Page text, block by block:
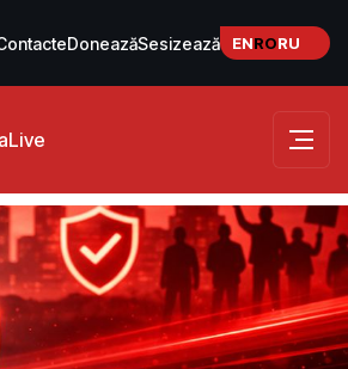
DoneazăSesizează ENRORU
Live